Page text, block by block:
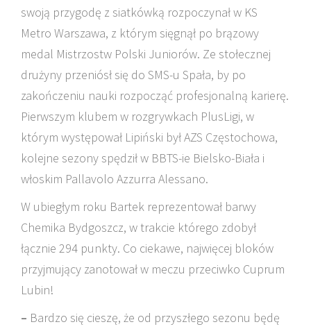
swoją przygodę z siatkówką rozpoczynał w KS
Metro Warszawa, z którym sięgnął po brązowy
medal Mistrzostw Polski Juniorów. Ze stołecznej
drużyny przeniósł się do SMS-u Spała, by po
zakończeniu nauki rozpocząć profesjonalną karierę.
Pierwszym klubem w rozgrywkach PlusLigi, w
którym występował Lipiński był AZS Częstochowa,
kolejne sezony spędził w BBTS-ie Bielsko-Biała i
włoskim Pallavolo Azzurra Alessano.
W ubiegłym roku Bartek reprezentował barwy
Chemika Bydgoszcz, w trakcie którego zdobył
łącznie 294 punkty. Co ciekawe, najwięcej bloków
przyjmujący zanotował w meczu przeciwko Cuprum
Lubin!
– Bardzo się cieszę, że od przyszłego sezonu będę